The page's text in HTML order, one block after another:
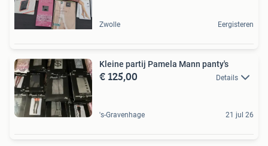
Zwolle Eergisteren
Kleine partij Pamela Mann panty's
€ 125,00 Details
's-Gravenhage 21 jul 26